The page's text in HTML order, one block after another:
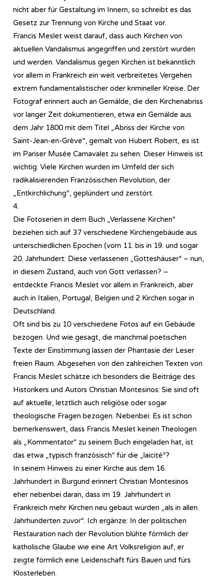
nicht aber für Gestaltung im Innern, so schreibt es das
Gesetz zur Trennung von Kirche und Staat vor.
Francis Meslet weist darauf, dass auch Kirchen von
aktuellen Vandalismus angegriffen und zerstört wurden
und werden. Vandalismus gegen Kirchen ist bekanntlich
vor allem in Frankreich ein weit verbreitetes Vergehen
extrem fundamentalistischer oder krimineller Kreise. Der
Fotograf erinnert auch an Gemälde, die den Kirchenabriss
vor langer Zeit dokumentieren, etwa ein Gemälde aus
dem Jahr 1800 mit dem Titel „Abriss der Kirche von
Saint-Jean-en-Grève“, gemalt von Hubert Robert, es ist
im Pariser Musée Carnavalet zu sehen. Dieser Hinweis ist
wichtig: Viele Kirchen wurden im Umfeld der sich
radikalisierenden Französischen Revolution, der
„Entkirchlichung“, geplündert und zerstört.
4.
Die Fotoserien in dem Buch „Verlassene Kirchen“
beziehen sich auf 37 verschiedene Kirchengebäude aus
unterschiedlichen Epochen (vom 11. bis in 19. und sogar
20. Jahrhundert: Diese verlassenen „Gotteshäuser“ – nun,
in diesem Zustand, auch von Gott verlassen? –
entdeckte Francis Meslet vor allem in Frankreich, aber
auch in Italien, Portugal, Belgien und 2 Kirchen sogar in
Deutschland.
Oft sind bis zu 10 verschiedene Fotos auf ein Gebäude
bezogen. Und wie gesagt, die manchmal poetischen
Texte der Einstimmung lassen der Phantasie der Leser
freien Raum. Abgesehen von den zahlreichen Texten von
Francis Meslet schätze ich besonders die Beiträge des
Historikers und Autors Christian Montesinos: Sie sind oft
auf aktuelle, letztlich auch religiöse oder sogar
theologische Fragen bezogen. Nebenbei: Es ist schon
bemerkenswert, dass Francis Meslet keinen Theologen
als „Kommentator“ zu seinem Buch eingeladen hat, ist
das etwa „typisch französisch“ für die „laicité“?
In seinem Hinweis zu einer Kirche aus dem 16.
Jahrhundert in Burgund erinnert Christian Montesinos
eher nebenbei daran, dass im 19. Jahrhundert in
Frankreich mehr Kirchen neu gebaut wurden „als in allen
Jahrhunderten zuvor“. Ich ergänze: In der politischen
Restauration nach der Revolution blühte förmlich der
katholische Glaube wie eine Art Volksreligion auf, er
zeigte förmlich eine Leidenschaft fürs Bauen und fürs
Klosterleben.